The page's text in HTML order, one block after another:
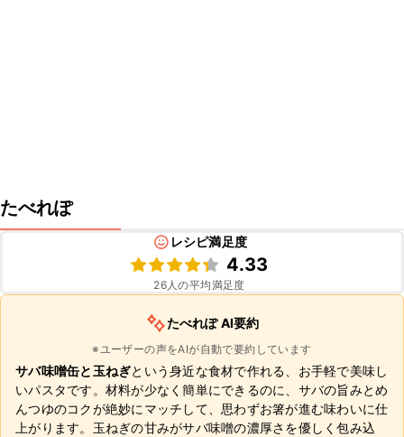
たべれぽ
レシピ満足度
4.33
26人の平均満足度
たべれぽ AI要約
※ユーザーの声をAIが自動で要約しています
サバ味噌缶と玉ねぎという身近な食材で作れる、お手軽で美味し
いパスタです。材料が少なく簡単にできるのに、サバの旨みとめ
んつゆのコクが絶妙にマッチして、思わずお箸が進む味わいに仕
上がります。玉ねぎの甘みがサバ味噌の濃厚さを優しく包み込